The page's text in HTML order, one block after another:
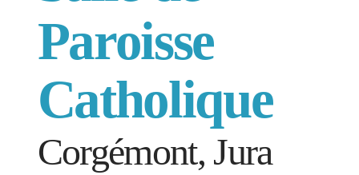
Paroisse
Catholique
Corgémont, Jura